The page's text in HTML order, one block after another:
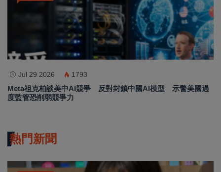
Jul 29 2026 1793
Meta祖克柏談美中AI競爭 反對封鎖中國AI模型 示警美國過
度監管恐削弱競爭力
熱門新聞